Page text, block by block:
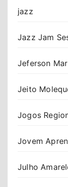
jazz
Jazz Jam
Jeferson
Jeito
Jogos
Jovem
Julho